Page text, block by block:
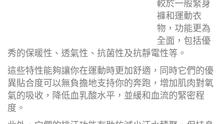
選擇適合的運動緊身褲是提升運動效果的關鍵。
運動緊身褲相較於一般緊身褲和運動衣物，功能更為
全面，包括優秀的保暖性、透氣性、抗菌性及抗靜電
性等。